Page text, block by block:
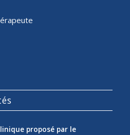
proposé par le